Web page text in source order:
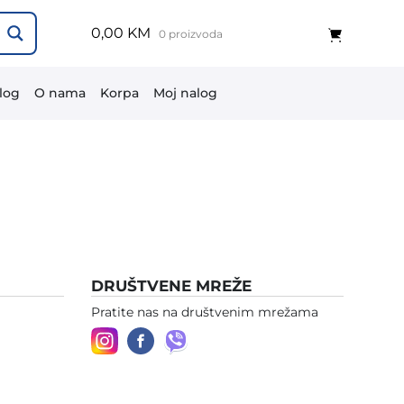
0,00 KM 0 proizvoda
O nama Korpa Moj nalog
DRUŠTVENE MREŽE
Pratite nas na društvenim mrežama